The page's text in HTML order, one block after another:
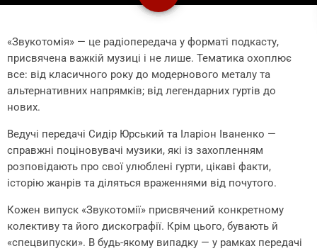
«Звукотомія» — це радіопередача у форматі подкасту,
присвячена важкій музиці і не лише. Тематика охоплює
все: від класичного року до модернового металу та
альтернативних напрямків; від легендарних гуртів до
нових.
Ведучі передачі Сидір Юрський та Іларіон Іваненко —
справжні поціновувачі музики, які із захопленням
розповідають про свої улюблені гурти, цікаві факти,
історію жанрів та діляться враженнями від почутого.
Кожен випуск «Звукотомії» присвячений конкретному
колективу та його дискографії. Крім цього, бувають й
«спецвипуски». В будь-якому випадку — у рамках передачі